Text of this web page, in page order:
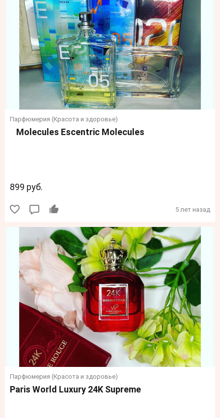
Парфюмерия (Красота и здоровье)
⠀Molecules Escentric Molecules
899 руб.
5 лет назад
Парфюмерия (Красота и здоровье)
Paris World Luxury 24K Supreme